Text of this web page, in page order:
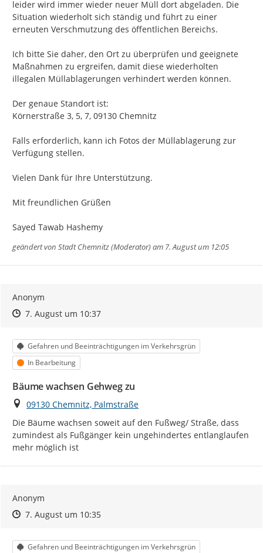
leider wird immer wieder neuer Müll dort abgeladen. Die
Situation wiederholt sich ständig und führt zu einer
erneuten Verschmutzung des öffentlichen Bereichs.
Ich bitte Sie daher, den Ort zu überprüfen und geeignete
Maßnahmen zu ergreifen, damit diese wiederholten
illegalen Müllablagerungen verhindert werden können.
Der genaue Standort ist:
Körnerstraße 3, 5, 7, 09130 Chemnitz
Falls erforderlich, kann ich Fotos der Müllablagerung zur
Verfügung stellen.
Vielen Dank für Ihre Unterstützung.
Mit freundlichen Grüßen
Sayed Tawab Hashemy
geändert von Stadt Chemnitz (Moderator)am 7. August um 12:05
Anonym
Zeitpunkt des Erstellens
Zeitpunkt des Erstellens
7. August um 10:37Zur Äußerung
Kategorie
Gefahren und Beeinträchtigungen im Verkehrsgrün
Status
In Bearbeitung
Bäume wachsen Gehweg zu
Ort
09130 Chemnitz, Palmstraße
Die Bäume wachsen soweit auf den Fußweg/ Straße, dass
zumindest als Fußgänger kein ungehindertes entlanglaufen
mehr möglich ist
Anonym
Zeitpunkt des Erstellens
Zeitpunkt des Erstellens
7. August um 10:35Zur Äußerung
Kategorie
Gefahren und Beeinträchtigungen im Verkehrsgrün